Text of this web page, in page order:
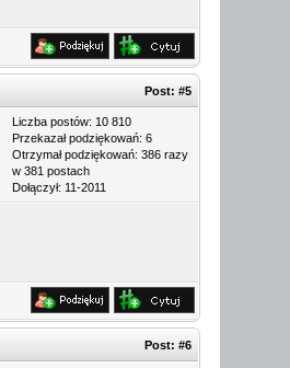
Post: #5
Liczba postów: 10 810
Przekazał podziękowań: 6
Otrzymał podziękowań: 386 razy
w 381 postach
Dołączył: 11-2011
Post: #6